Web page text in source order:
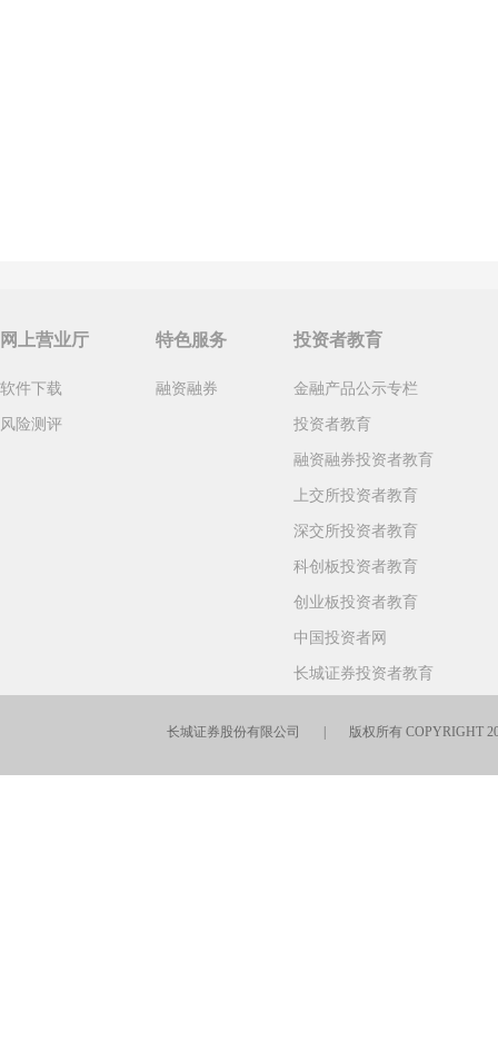
网上营业厅
软件下载
风险测评
特色服务
融资融券
投资者教育
金融产品公示专栏
投资者教育
融资融券投资者教育
上交所投资者教育
深交所投资者教育
科创板投资者教育
创业板投资者教育
中国投资者网
长城证券投资者教育
长城证券股份有限公司 | 版权所有 COPYRIGHT